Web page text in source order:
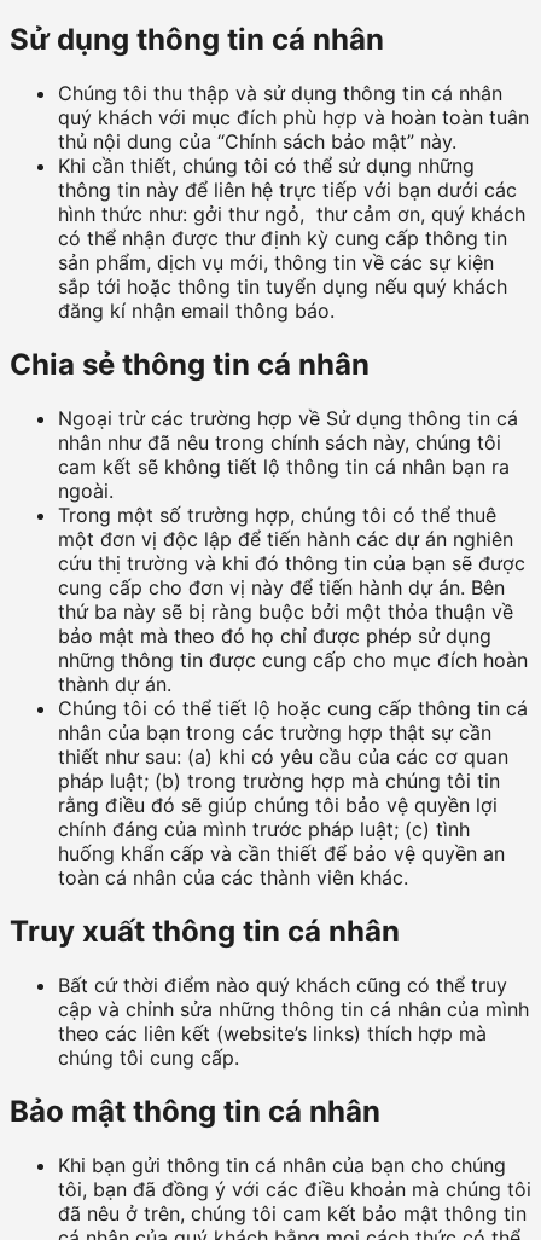
Sử dụng thông tin cá nhân
Chúng tôi thu thập và sử dụng thông tin cá nhân
quý khách với mục đích phù hợp và hoàn toàn tuân
thủ nội dung của “Chính sách bảo mật” này.
Khi cần thiết, chúng tôi có thể sử dụng những
thông tin này để liên hệ trực tiếp với bạn dưới các
hình thức như: gởi thư ngỏ, thư cảm ơn, quý khách
có thể nhận được thư định kỳ cung cấp thông tin
sản phẩm, dịch vụ mới, thông tin về các sự kiện
sắp tới hoặc thông tin tuyển dụng nếu quý khách
đăng kí nhận email thông báo.
Chia sẻ thông tin cá nhân
Ngoại trừ các trường hợp về Sử dụng thông tin cá
nhân như đã nêu trong chính sách này, chúng tôi
cam kết sẽ không tiết lộ thông tin cá nhân bạn ra
ngoài.
Trong một số trường hợp, chúng tôi có thể thuê
một đơn vị độc lập để tiến hành các dự án nghiên
cứu thị trường và khi đó thông tin của bạn sẽ được
cung cấp cho đơn vị này để tiến hành dự án. Bên
thứ ba này sẽ bị ràng buộc bởi một thỏa thuận về
bảo mật mà theo đó họ chỉ được phép sử dụng
những thông tin được cung cấp cho mục đích hoàn
thành dự án.
Chúng tôi có thể tiết lộ hoặc cung cấp thông tin cá
nhân của bạn trong các trường hợp thật sự cần
thiết như sau: (a) khi có yêu cầu của các cơ quan
pháp luật; (b) trong trường hợp mà chúng tôi tin
rằng điều đó sẽ giúp chúng tôi bảo vệ quyền lợi
chính đáng của mình trước pháp luật; (c) tình
huống khẩn cấp và cần thiết để bảo vệ quyền an
toàn cá nhân của các thành viên khác.
Truy xuất thông tin cá nhân
Bất cứ thời điểm nào quý khách cũng có thể truy
cập và chỉnh sửa những thông tin cá nhân của mình
theo các liên kết (website’s links) thích hợp mà
chúng tôi cung cấp.
Bảo mật thông tin cá nhân
Khi bạn gửi thông tin cá nhân của bạn cho chúng
tôi, bạn đã đồng ý với các điều khoản mà chúng tôi
đã nêu ở trên, chúng tôi cam kết bảo mật thông tin